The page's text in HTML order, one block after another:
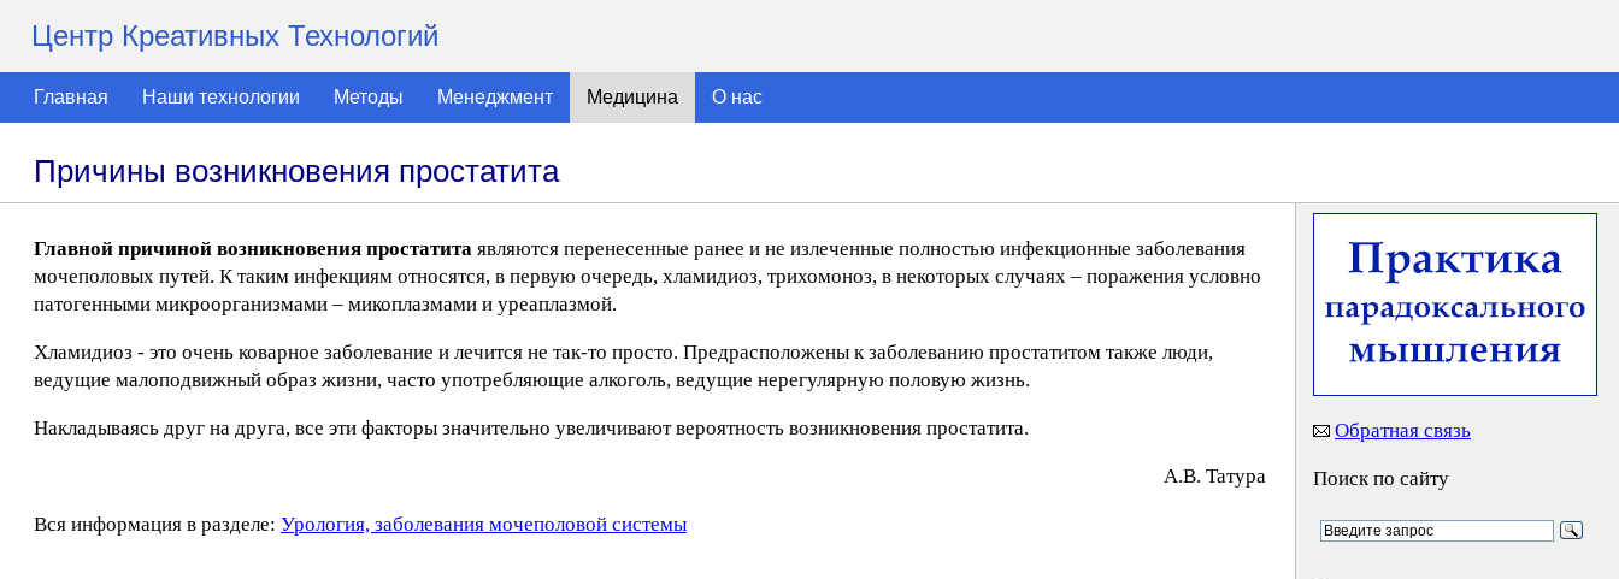
Центр Креативных Технологий
Главная Наши технологии Методы Менеджмент Медицина О нас
Причины возникновения простатита
Главной причиной возникновения простатита являются перенесенные ранее и не излеченные полностью инфекционные заболевания
мочеполовых путей. К таким инфекциям относятся, в первую очередь, хламидиоз, трихомоноз, в некоторых случаях – поражения условно
патогенными микроорганизмами – микоплазмами и уреаплазмой.
Хламидиоз - это очень коварное заболевание и лечится не так-то просто. Предрасположены к заболеванию простатитом также люди,
ведущие малоподвижный образ жизни, часто употребляющие алкоголь, ведущие нерегулярную половую жизнь.
Накладываясь друг на друга, все эти факторы значительно увеличивают вероятность возникновения простатита.
A.B. Taтypa
Вся информация в разделе: Урология, заболевания мочеполовой системы
Обратная связь
Поиск по сайту